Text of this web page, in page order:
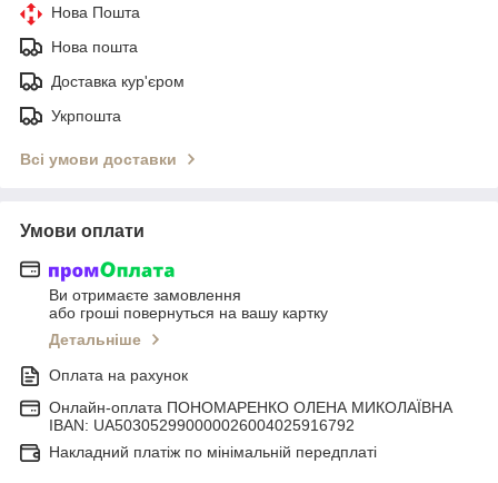
Нова Пошта
Нова пошта
Доставка кур'єром
Укрпошта
Всі умови доставки
Умови оплати
Ви отримаєте замовлення
або гроші повернуться на вашу картку
Детальніше
Оплата на рахунок
Онлайн-оплата ПОНОМАРЕНКО ОЛЕНА МИКОЛАЇВНА
IBAN: UA503052990000026004025916792
Накладний платіж по мінімальній передплаті